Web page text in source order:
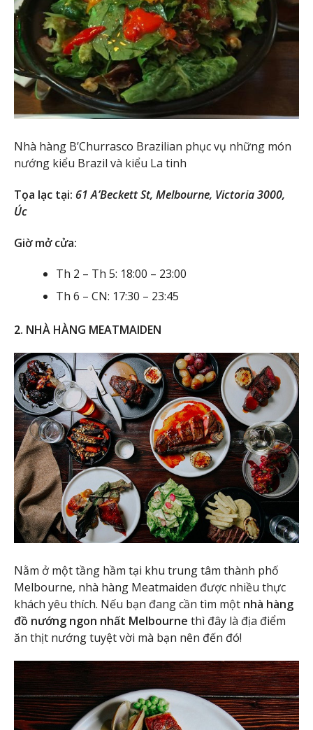
Nhà hàng B’Churrasco Brazilian phục vụ những món
nướng kiểu Brazil và kiểu La tinh
Tọa lạc tại: 61 A’Beckett St, Melbourne, Victoria 3000,
Úc
Giờ mở cửa:
Th 2 – Th 5: 18:00 – 23:00
Th 6 – CN: 17:30 – 23:45
2. NHÀ HÀNG MEATMAIDEN
Nằm ở một tầng hầm tại khu trung tâm thành phố
Melbourne, nhà hàng Meatmaiden được nhiều thực
khách yêu thích. Nếu bạn đang cần tìm một nhà hàng
đồ nướng ngon nhất Melbourne thì đây là địa điểm
ăn thịt nướng tuyệt vời mà bạn nên đến đó!